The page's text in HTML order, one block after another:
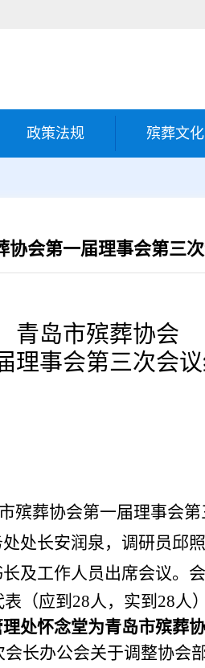
政策法规 殡葬文化
协会第一届理事会第三
青岛市殡葬协会
理事会第三次会
殡葬协会第一届理事会
处长安润泉，调研员邱
及工作人员出席会议。
（应到28人，实到28人
处怀念堂为青岛市殡葬
长办公会关于调整协会